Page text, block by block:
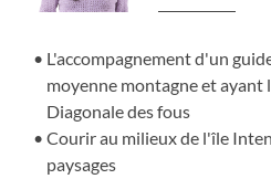
du Piton de la Fournaise
aventure, une intrusion dans
Grand Raid de La Réunion.
L'accompagnement d'un
moyenne montagne et ayant
Diagonale des fous
Courir au milieux de l'île
paysages